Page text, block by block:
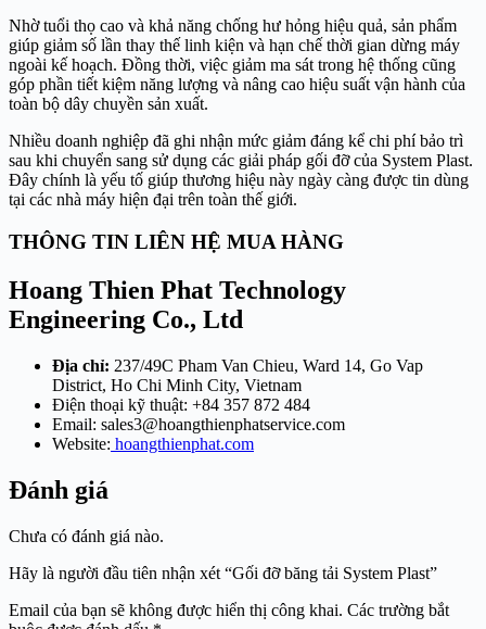
Nhờ tuổi thọ cao và khả năng chống hư hỏng hiệu quả, sản phẩm
giúp giảm số lần thay thế linh kiện và hạn chế thời gian dừng máy
ngoài kế hoạch. Đồng thời, việc giảm ma sát trong hệ thống cũng
góp phần tiết kiệm năng lượng và nâng cao hiệu suất vận hành của
toàn bộ dây chuyền sản xuất.
Nhiều doanh nghiệp đã ghi nhận mức giảm đáng kể chi phí bảo trì
sau khi chuyển sang sử dụng các giải pháp gối đỡ của System Plast.
Đây chính là yếu tố giúp thương hiệu này ngày càng được tin dùng
tại các nhà máy hiện đại trên toàn thế giới.
THÔNG TIN LIÊN HỆ MUA HÀNG
Hoang Thien Phat Technology
Engineering Co., Ltd
Địa chỉ: 237/49C Pham Van Chieu, Ward 14, Go Vap
District, Ho Chi Minh City, Vietnam
Điện thoại kỹ thuật: +84 357 872 484
Email: sales3@hoangthienphatservice.com
Website: hoangthienphat.com
Đánh giá
Chưa có đánh giá nào.
Hãy là người đầu tiên nhận xét “Gối đỡ băng tải System Plast”
Email của bạn sẽ không được hiển thị công khai. Các trường bắt